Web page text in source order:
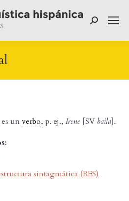
Buscar:
es unverbo, p. ej., Irene [SV baila].
sintagmática (RES)